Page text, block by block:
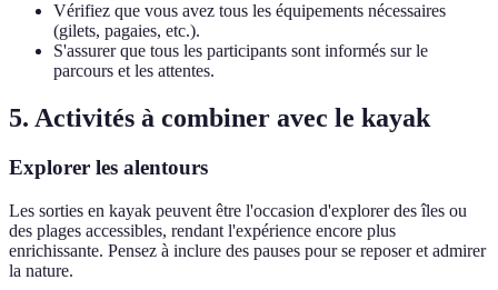
Vérifiez que vous avez tous les équipements nécessaires
(gilets, pagaies, etc.).
S'assurer que tous les participants sont informés sur le
parcours et les attentes.
5. Activités à combiner avec le kayak
Explorer les alentours
Les sorties en kayak peuvent être l'occasion d'explorer des îles ou
des plages accessibles, rendant l'expérience encore plus
enrichissante. Pensez à inclure des pauses pour se reposer et admirer
la nature.